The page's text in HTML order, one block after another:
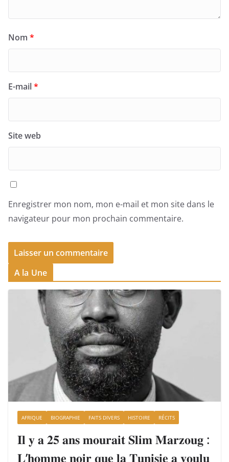
Nom *
E-mail*
Site web
Enregistrer mon nom, mon e-mail et mon site dans le
navigateur pour mon prochain commentaire.
A la Une
AFRIQUE BIOGRAPHIE FAITS DIVERS HISTOIRE RÉCITS
𝐈𝐥 𝐲 𝐚 𝟐𝟓 𝐚𝐧𝐬 𝐦𝐨𝐮𝐫𝐚𝐢𝐭 𝐒𝐥𝐢𝐦 𝐌𝐚𝐫𝐳𝐨𝐮𝐠 :
𝐋’𝐡𝐨𝐦𝐦𝐞 𝐧𝐨𝐢𝐫 𝐪𝐮𝐞 𝐥𝐚 𝐓𝐮𝐧𝐢𝐬𝐢𝐞 𝐚 𝐯𝐨𝐮𝐥𝐮